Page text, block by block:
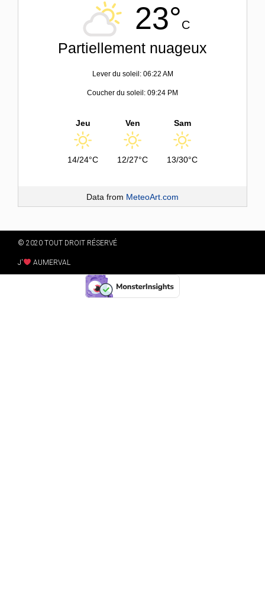
23°C
Partiellement nuageux
Lever du soleil: 06:22 AM
Coucher du soleil: 09:24 PM
Jeu
14/24°C
Ven
12/27°C
Sam
13/30°C
Data from MeteoArt.com
© 2020 TOUT DROIT RÉSERVÉ
J' AUMERVAL